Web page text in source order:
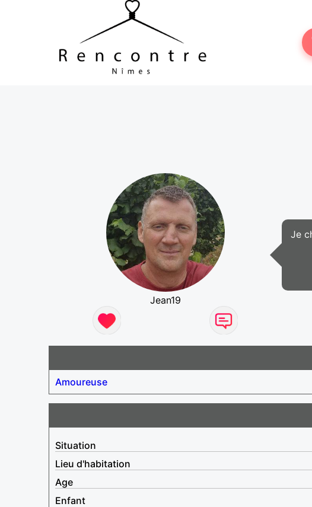
Jean19
Je
Amoureuse
Situation
Lieu d'habitation
Age
Enfant